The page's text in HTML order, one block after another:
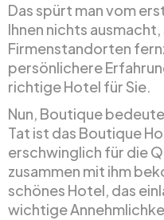
Das spürt man vom
Ihnen nichts
Firmenstandorten
persönlichere
richtige Hotel für Sie.
Nun, Boutique
Tat ist das Boutique
erschwinglich für die
zusammen mit ihm
schönes Hotel, das
wichtige